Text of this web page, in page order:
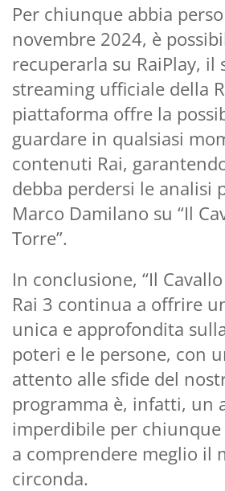
Per chiunque abbia
novembre 2024, è
recuperarla su RaiPlay, il
streaming ufficiale della
piattaforma offre la
guardare in qualsiasi
contenuti Rai,
debba perdersi le analisi
Marco Damilano su “Il
Torre”.
In conclusione, “Il
Rai 3 continua a offrire
unica e approfondita
poteri e le persone, con
attento alle sfide del
programma è, infatti, un
imperdibile per chiunque
a comprendere meglio il
circonda.